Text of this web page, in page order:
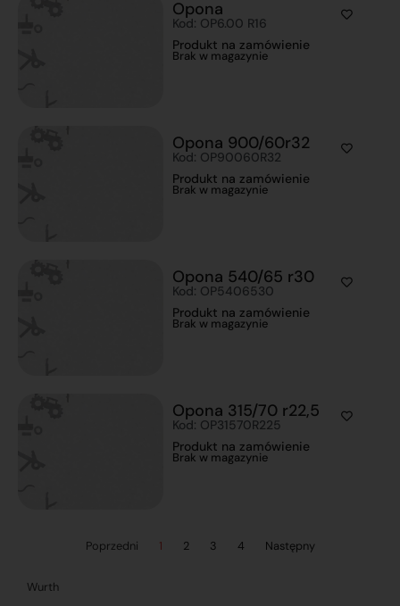
Wurth
Opona
Kod: OP6.00 R16
Produkt na zamówienie
Brak w magazynie
Opona 900/60r32
Kod: OP90060R32
Produkt na zamówienie
Brak w magazynie
Opona 540/65 r30
Kod: OP5406530
Produkt na zamówienie
Brak w magazynie
Opona 315/70 r22,5
Kod: OP31570R225
Produkt na zamówienie
Brak w magazynie
Poprzedni 1 2 3 4 Następny